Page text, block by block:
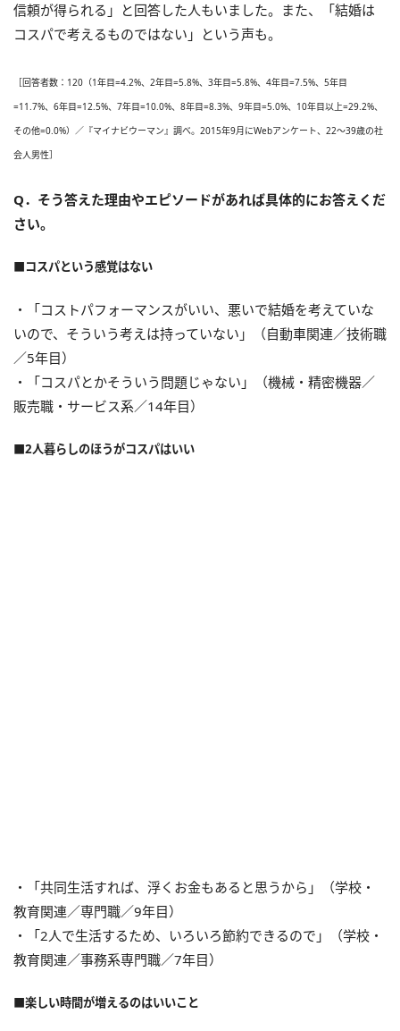
信頼が得られる」と回答した人もいました。また、「結婚は
コスパで考えるものではない」という声も。
［回答者数：120（1年目=4.2%、2年目=5.8%、3年目=5.8%、4年目=7.5%、5年目
=11.7%、6年目=12.5%、7年目=10.0%、8年目=8.3%、9年目=5.0%、10年目以上=29.2%、
その他=0.0%）／『マイナビウーマン』調べ。2015年9月にWebアンケート、22～39歳の社
会人男性］
Q．そう答えた理由やエピソードがあれば具体的にお答えくだ
さい。
■コスパという感覚はない
・「コストパフォーマンスがいい、悪いで結婚を考えていな
いので、そういう考えは持っていない」（自動車関連／技術職
／5年目）
・「コスパとかそういう問題じゃない」（機械・精密機器／
販売職・サービス系／14年目）
■2人暮らしのほうがコスパはいい
・「共同生活すれば、浮くお金もあると思うから」（学校・
教育関連／専門職／9年目）
・「2人で生活するため、いろいろ節約できるので」（学校・
教育関連／事務系専門職／7年目）
■楽しい時間が増えるのはいいこと